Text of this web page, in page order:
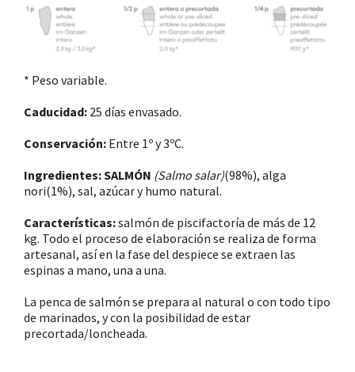
* Peso variable.
Caducidad: 25 días envasado.
Conservación: Entre 1º y 3ºC.
Ingredientes:SALMÓN (Salmo salar)(98%), alga
nori(1%), sal, azúcar y humo natural.
Características:salmón de piscifactoría de más de 12
kg. Todo el proceso de elaboración se realiza de forma
artesanal, así en la fase del despiece se extraen las
espinas a mano, una a una.
La penca de salmón se prepara al natural o con todo tipo
de marinados, y con la posibilidad de estar
precortada/loncheada.